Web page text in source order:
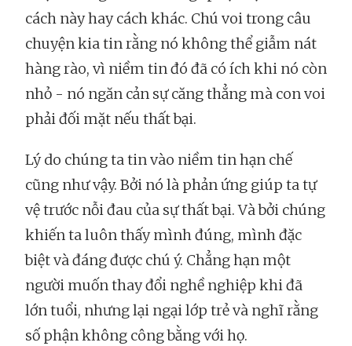
cách này hay cách khác. Chú voi trong câu
chuyện kia tin rằng nó không thể giẫm nát
hàng rào, vì niềm tin đó đã có ích khi nó còn
nhỏ - nó ngăn cản sự căng thẳng mà con voi
phải đối mặt nếu thất bại.
Lý do chúng ta tin vào niềm tin hạn chế
cũng như vậy. Bởi nó là phản ứng giúp ta tự
vệ trước nỗi đau của sự thất bại. Và bởi chúng
khiến ta luôn thấy mình đúng, mình đặc
biệt và đáng được chú ý. Chẳng hạn một
người muốn thay đổi nghề nghiệp khi đã
lớn tuổi, nhưng lại ngại lớp trẻ và nghĩ rằng
số phận không công bằng với họ.